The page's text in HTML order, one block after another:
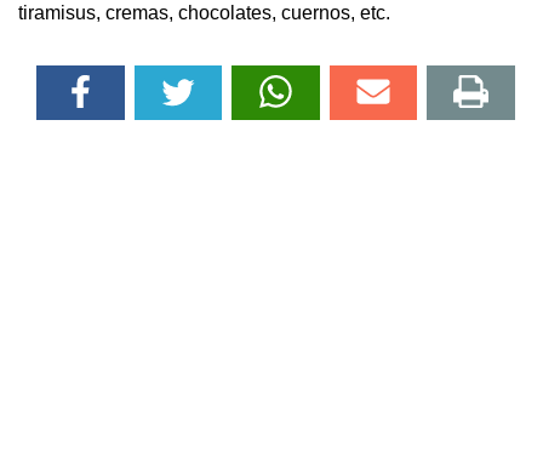
tiramisus, cremas, chocolates, cuernos, etc.